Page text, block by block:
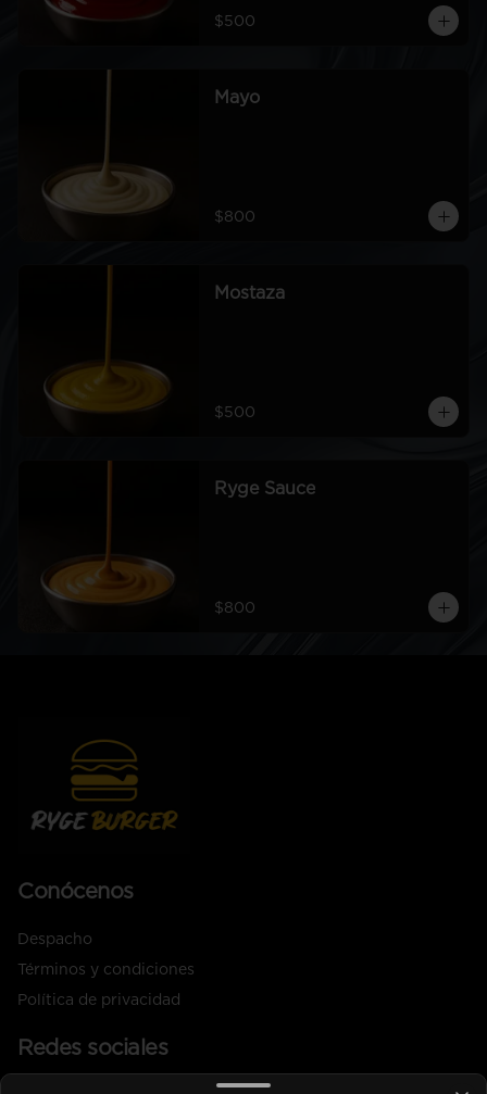
$500
Mayo
$800
Mostaza
$500
Ryge Sauce
$800
Conócenos
Despacho
Términos y condiciones
Política de privacidad
Redes sociales